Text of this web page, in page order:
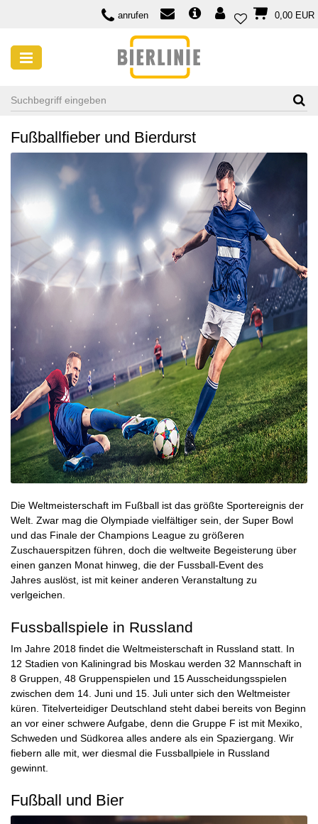
anrufen 0,00 EUR
VERANSTALTUNGEN MIT BIER
Biere zum Fussball-Event 2018
Fußballfieber und Bierdurst
Die Weltmeisterschaft im Fußball ist das größte Sportereignis der
Welt. Zwar mag die Olympiade vielfältiger sein, der Super Bowl
und das Finale der Champions League zu größeren
Zuschauerspitzen führen, doch die weltweite Begeisterung über
einen ganzen Monat hinweg, die der Fussball-Event des
Jahres auslöst, ist mit keiner anderen Veranstaltung zu
verlgeichen.
Fussballspiele in Russland
Im Jahre 2018 findet die Weltmeisterschaft in Russland statt. In
12 Stadien von Kaliningrad bis Moskau werden 32 Mannschaft in
8 Gruppen, 48 Gruppenspielen und 15 Ausscheidungsspielen
zwischen dem 14. Juni und 15. Juli unter sich den Weltmeister
küren. Titelverteidiger Deutschland steht dabei bereits von Beginn
an vor einer schwere Aufgabe, denn die Gruppe F ist mit Mexiko
Schweden und Südkorea alles andere als ein Spaziergang. Wir
fiebern alle mit, wer diesmal die Fussballpiele in Russland
gewinnt.
Fußball und Bier